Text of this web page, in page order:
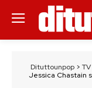
Dituttounpop> TV
Jessica Chastain